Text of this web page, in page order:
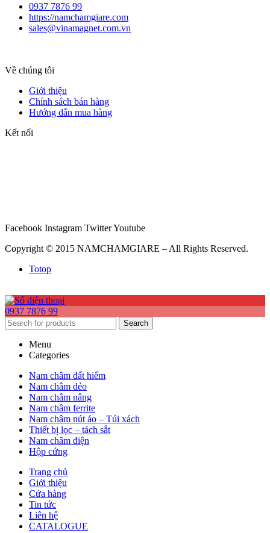
0937 7876 99
https://namchamgiare.com
sales@vinamagnet.com.vn
Về chúng tôi
Giới thiệu
Chính sách bán hàng
Hướng dẫn mua hàng
Kết nối
Facebook Instagram TwitterYoutube
Copyright © 2015 NAMCHAMGIARE – All Rights Reserved.
Totop
0937 7876 99
Search
Menu
Categories
Nam châm đất hiếm
Nam châm dẻo
Nam châm nâng
Nam châm ferrite
Nam châm nút áo – Túi xách
Thiết bị lọc – tách sắt
Nam châm điện
Hộp cứng
Trang chủ
Giới thiệu
Cửa hàng
Tin tức
Liên hệ
CATALOGUE